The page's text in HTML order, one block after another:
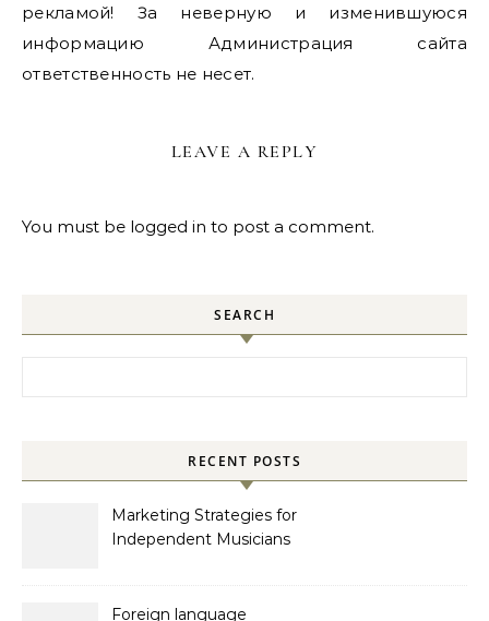
рекламой! За неверную и изменившуюся
информацию Администрация сайта
ответственность не несет.
LEAVE A REPLY
You must be logged in to post a comment.
SEARCH
RECENT POSTS
Marketing Strategies for
Independent Musicians
Foreign language